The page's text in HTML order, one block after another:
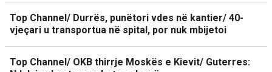
Top Channel/ Durrës, punëtori vdes në kantier/ 40-
vjeçari u transportua në spital, por nuk mbijetoi
Top Channel/ OKB thirrje Moskës e Kievit/ Guterres: